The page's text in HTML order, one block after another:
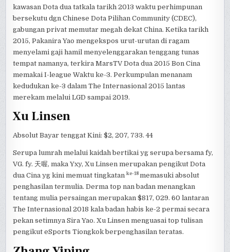
kawasan Dota dua tatkala tarikh 2013 waktu perhimpunan
bersekutu dgn Chinese Dota Pilihan Community (CDEC),
gabungan privat memutar megah dekat China. Ketika tarikh
2015, Pakanira Yao mengekspos urut-urutan di ragam
menyelami gaji hamil menyelenggarakan tenggang tunas
tempat namanya, terkira MarsTV Dota dua 2015 Bon Cina
memakai I-league Waktu ke-3. Perkumpulan menanam
kedudukan ke-3 dalam The Internasional 2015 lantas
merekam melalui LGD sampai 2019.
Xu Linsen
Absolut Bayar tenggat Kini: $2, 207, 733. 44
Serupa lumrah melalui kaidah bertikai yg serupa bersama fy,
VG. fy. 天喔, maka Yxy, Xu Linsen merupakan pengikut Dota
dua Cina yg kini memuat tingkatanke-18memasuki absolut
penghasilan termulia. Derma top nan badan menangkan
tentang mulia persaingan merupakan $817, 029. 60 lantaran
The Internasional 2018 kala badan habis ke-2 permai secara
pekan setimnya Sira Yao. Xu Linsen menguasai top tulisan
pengikut eSports Tiongkok berpenghasilan teratas.